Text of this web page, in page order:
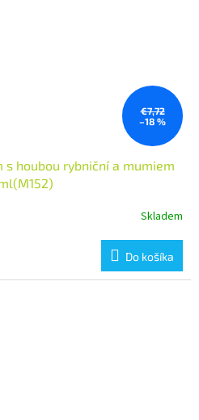
€7,72
–18 %
houbou rybniční a mumiem
Skladem
Do košíka